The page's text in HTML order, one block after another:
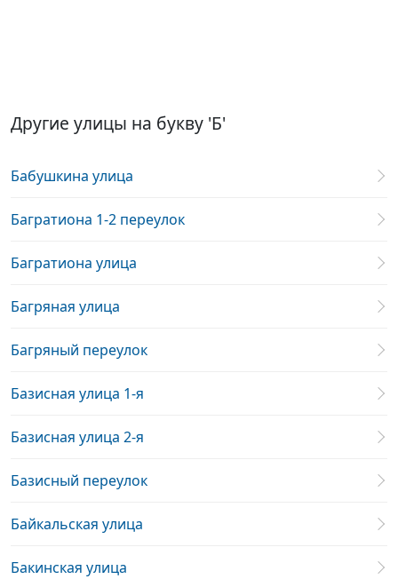
Другие улицы на букву 'Б'
Бабушкина улица
Багратиона 1-2 переулок
Багратиона улица
Багряная улица
Багряный переулок
Базисная улица 1-я
Базисная улица 2-я
Базисный переулок
Байкальская улица
Бакинская улица